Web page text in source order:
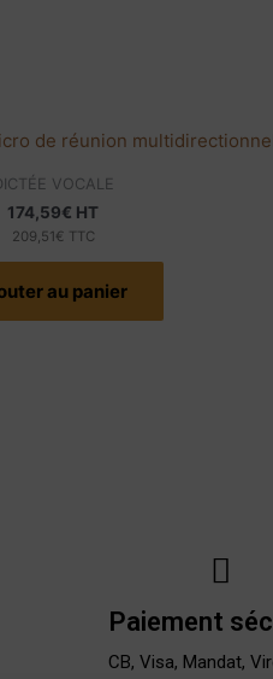
de réunion
VOCALE
174,59€ HT
209,51€ TTC
au panier
Paiement
CB, Visa, Mandat,